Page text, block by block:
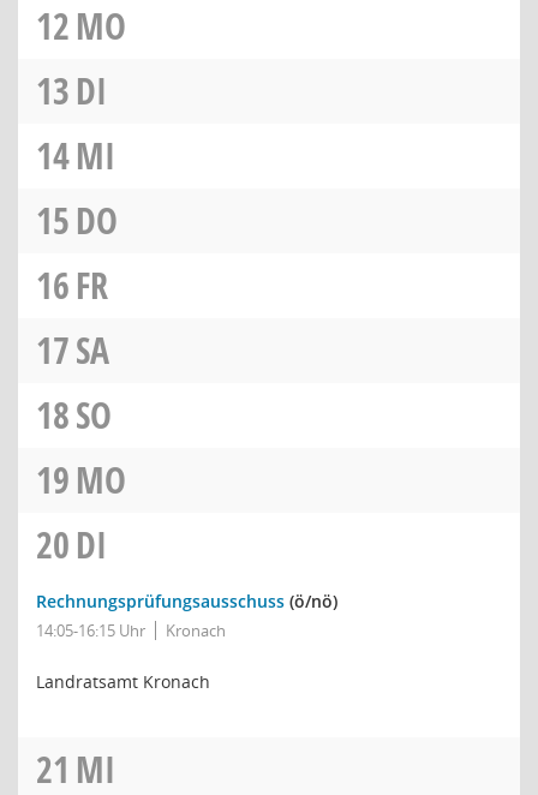
12MO
13DI
14MI
15DO
16FR
17SA
18SO
19MO
20DI
Rechnungsprüfungsausschuss (ö/nö)
14:05-16:15 Uhr Kronach
Landratsamt Kronach
21 MI